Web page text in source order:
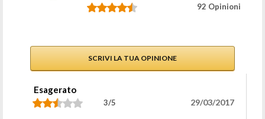
92 Opinioni
SCRIVI LA TUA OPINIONE
Esagerato
3/5 29/03/2017